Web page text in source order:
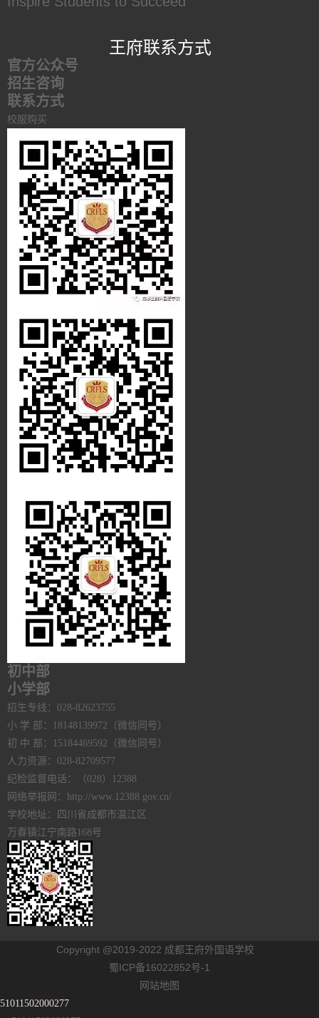
王府联系方式
官方公众号
招生咨询
联系方式
校服购买
初中部
小学部
招生专线：028-82623755
小 学 部：18148139972（微信同号）
初 中 部：15184469592（微信同号）
人力资源：028-82709577
纪检监督电话：（028）12388
网络举报网：http://www.12388.gov.cn/
学校地址：四川省成都市温江区
万春镇江宁南路168号
Copyright @2019-2022 成都王府外国语学校
蜀ICP备16022852号-1
网站地图
51011502000277